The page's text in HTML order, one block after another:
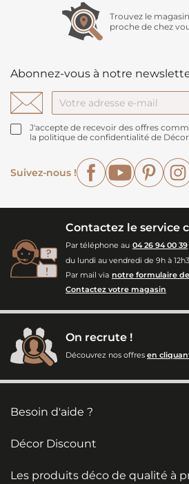
Trouvez le
proche de chez
Abonnez-vous à notre
J'accepte de recevoir des offres
la politique de confidentialité de
Suivez-nous !
FacebookYouTube
Contactez le service
Par téléphone au 04 26 94 00 39
du lundi au vendredi de 9h à
Par mail via notre formulaire
Contactez votre magasin
On recrute !
Découvrez nos offres en
Besoin d'aide ?
Décor Discount
Les produits déco de qualité à